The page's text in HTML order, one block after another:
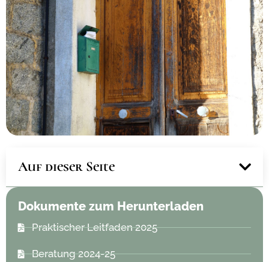
Auf dieser Seite
Dokumente zum Herunterladen
Praktischer Leitfaden 2025
Beratung 2024-25